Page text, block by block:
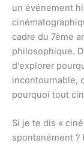
un événement
cadre du 7ème
philosophique.
d’explorer
incontournable,
pourquoi tout
Si je te dis «
spontanément ?